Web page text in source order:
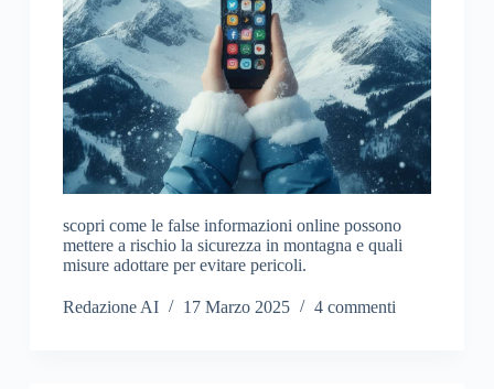
scopri come le false informazioni online possono
mettere a rischio la sicurezza in montagna e quali
misure adottare per evitare pericoli.
Redazione AI 17 Marzo 2025 4 commenti